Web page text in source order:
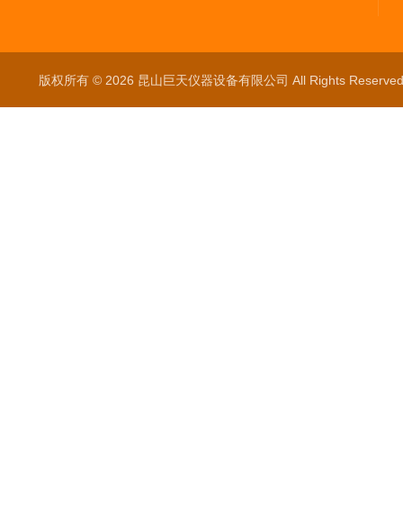
版权所有 © 2026 昆山巨天仪器设备有限公司 All Rights